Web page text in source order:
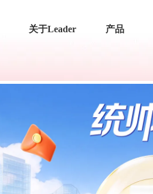
关于Leader 产品